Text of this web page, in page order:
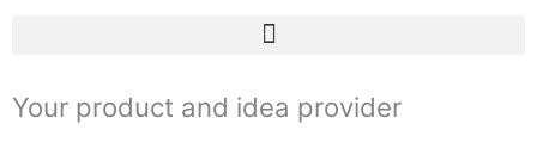
Your product and idea provider